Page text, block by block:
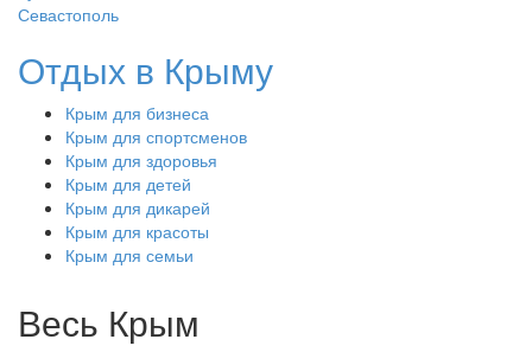
Севастополь
Отдых в Крыму
Крым для бизнеса
Крым для спортсменов
Крым для здоровья
Крым для детей
Крым для дикарей
Крым для красоты
Крым для семьи
Весь Крым